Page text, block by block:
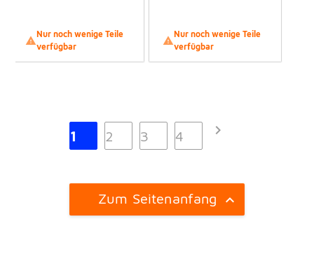

Nur noch wenige Teile
verfügbar

Nur noch wenige Teile
verfügbar
1 2 3 4 
Zum Seitenanfang 